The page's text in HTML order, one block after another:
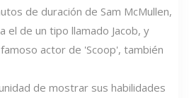
de duración de Sam McMullen,
el de un tipo llamado Jacob, y
actor de 'Scoop', también
de mostrar sus habilidades